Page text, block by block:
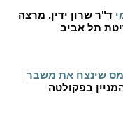
ד"ר שרון ידין, מרצה
תל אביב
שינצח את משבר
בפקולטה